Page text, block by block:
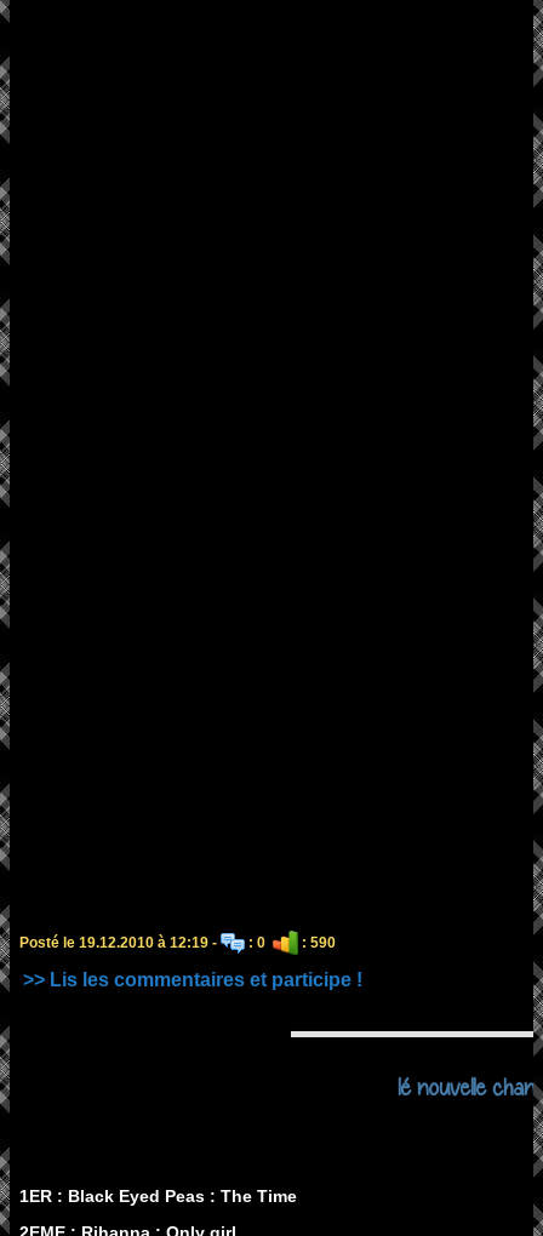
Posté le 19.12.2010 à 12:19 - : 0 : 590
>> Lis les commentaires et participe !
lé nouvelle
1ER : Black Eyed Peas : The Time
2EME : Rihanna : Only girl